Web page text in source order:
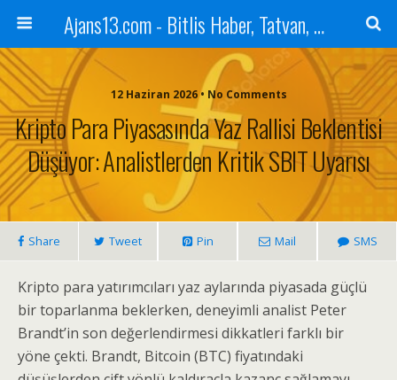
Ajans13.com - Bitlis Haber, Tatvan, Ahlat, Adilcevaz, Mutki, Hizan, Güroymak, Gazete, Ajans, 13, Haber
12 Haziran 2026 • No Comments
Kripto Para Piyasasında Yaz Rallisi Beklentisi
Düşüyor: Analistlerden Kritik SBIT Uyarısı
Share Tweet Pin Mail SMS
Kripto para yatırımcıları yaz aylarında piyasada güçlü
bir toparlanma beklerken, deneyimli analist Peter
Brandt’in son değerlendirmesi dikkatleri farklı bir
yöne çekti. Brandt, Bitcoin (BTC) fiyatındaki